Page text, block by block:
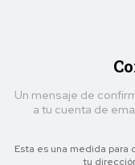
Un mensaje de
a tu cuenta de
Esta es una medida
tu